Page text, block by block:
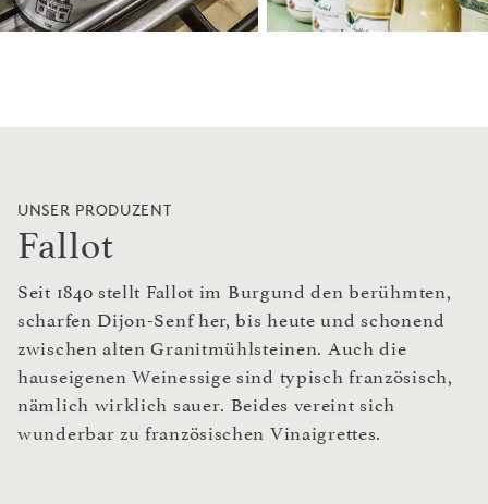
UNSER PRODUZENT
Fallot
Seit 1840 stellt Fallot im Burgund den berühmten,
scharfen Dijon-Senf her, bis heute und schonend
zwischen alten Granitmühlsteinen. Auch die
hauseigenen Weinessige sind typisch französisch,
nämlich wirklich sauer. Beides vereint sich
wunderbar zu französischen Vinaigrettes.